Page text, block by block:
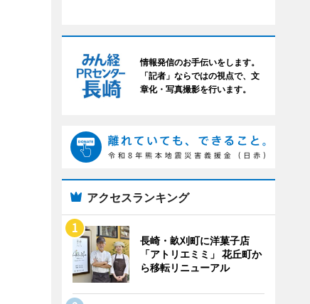
情報発信のお手伝いをします。
「記者」ならではの視点で、文
章化・写真撮影を行います。
アクセスランキング
長崎・畝刈町に洋菓子店
「アトリエミミ」 花丘町か
ら移転リニューアル